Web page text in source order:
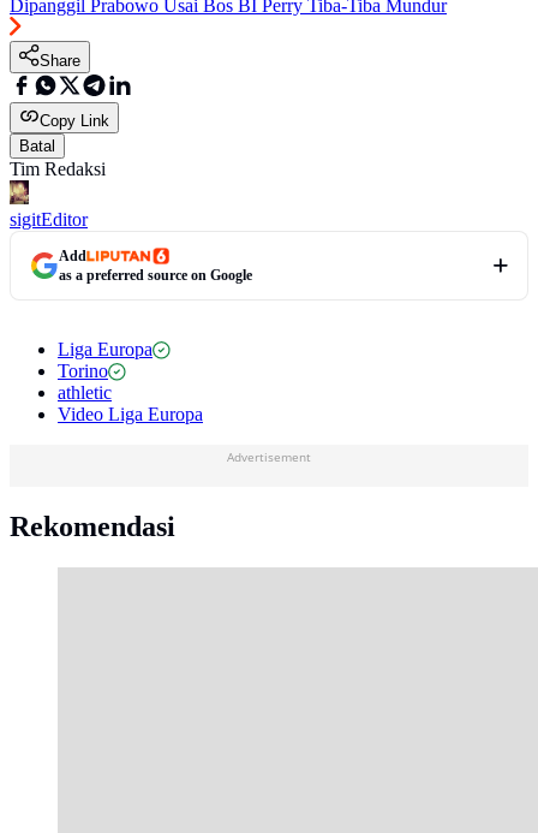
Dipanggil Prabowo Usai Bos BI Perry Tiba-Tiba Mundur
Share
Copy Link
Batal
Tim Redaksi
sigitEditor
Add
as a preferred source on Google
Liga Europa
Torino
athletic
Video Liga Europa
Advertisement
Rekomendasi